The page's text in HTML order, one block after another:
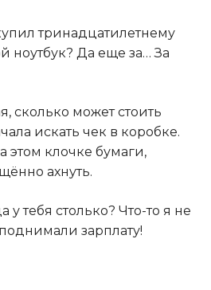
тринадцатилетнему
ноутбук? Да еще за… За
сколько может стоить
искать чек в коробке.
этом клочке бумаги,
ахнуть.
тебя столько? Что-то я не
зарплату!